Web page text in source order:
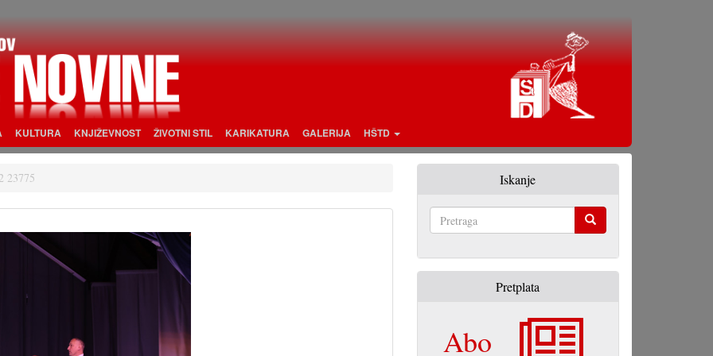
KULTURA KNJIŽEVNOST ŽIVOTNI STIL KARIKATURA GALERIJA HŠTD
23775 Iskanje
Pretplata
Abo